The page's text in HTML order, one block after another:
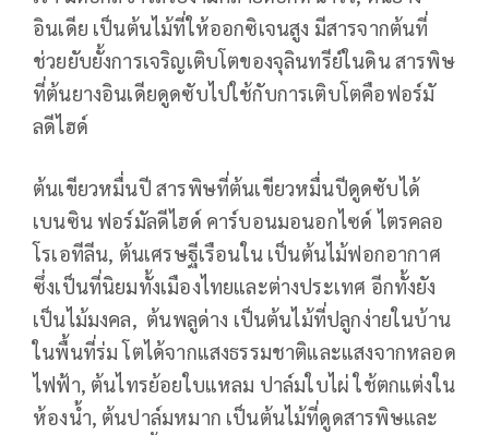
อินเดีย เป็นต้นไม้ที่ให้ออกซิเจนสูง มีสารจากต้นที่
ช่วยยับยั้งการเจริญเติบโตของจุลินทรีย์ในดิน สารพิษ
ที่ต้นยางอินเดียดูดซับไปใช้กับการเติบโตคือฟอร์มั
ลดีไฮด์
ต้นเขียวหมื่นปี สารพิษที่ต้นเขียวหมื่นปีดูดซับได้
เบนซิน ฟอร์มัลดีไฮด์ คาร์บอนมอนอกไซด์ ไตรคลอ
โรเอทีลีน, ต้นเศรษฐีเรือนใน เป็นต้นไม้ฟอกอากาศ
ซึ่งเป็นที่นิยมทั้งเมืองไทยและต่างประเทศ อีกทั้งยัง
เป็นไม้มงคล, ต้นพลูด่าง เป็นต้นไม้ที่ปลูกง่ายในบ้าน
ในพื้นที่ร่ม โตได้จากแสงธรรมชาติและแสงจากหลอด
ไฟฟ้า, ต้นไทรย้อยใบแหลม ปาล์มใบไผ่ ใช้ตกแต่งใน
ห้องน้ำ, ต้นปาล์มหมาก เป็นต้นไม้ที่ดูดสารพิษและ